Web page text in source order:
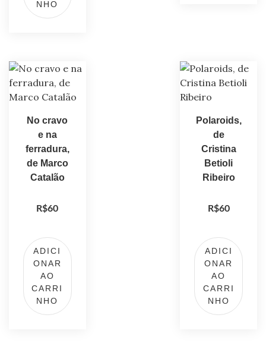
NHO
No cravo
e na
ferradura,
de Marco
Catalão
R$60
ADICI
ONAR
AO
CARRI
NHO
Polaroids,
de
Cristina
Betioli
Ribeiro
R$60
ADICI
ONAR
AO
CARRI
NHO